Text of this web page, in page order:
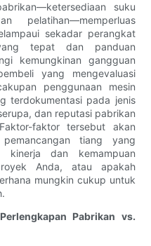
suku
pelatihan—memperluas
sekadar perangkat
tepat dan panduan
kemungkinan gangguan
yang mengevaluasi
penggunaan mesin
terdokumentasi pada jenis
dan reputasi pabrikan
faktor tersebut akan
tiang yang
kinerja dan kemampuan
Anda, atau apakah
mungkin cukup untuk
Pabrikan vs.